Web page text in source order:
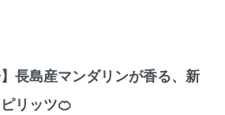
】長島産マンダリンが香る、新
リッツ🍊